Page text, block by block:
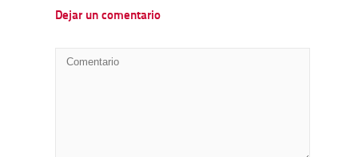
Dejar un comentario